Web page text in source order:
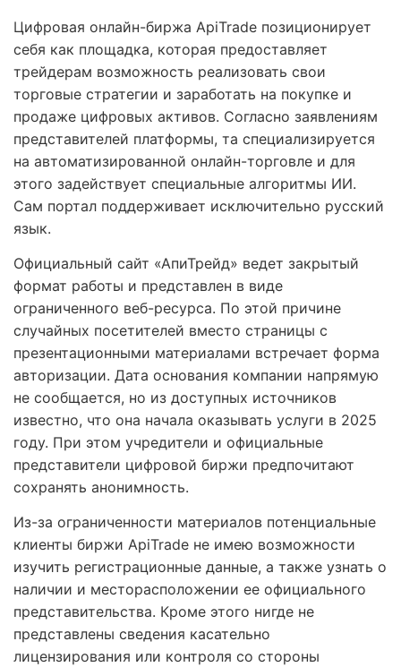
Цифровая онлайн-биржа ApiTrade позиционирует
себя как площадка, которая предоставляет
трейдерам возможность реализовать свои
торговые стратегии и заработать на покупке и
продаже цифровых активов. Согласно заявлениям
представителей платформы, та специализируется
на автоматизированной онлайн-торговле и для
этого задействует специальные алгоритмы ИИ.
Сам портал поддерживает исключительно русский
язык.
Официальный сайт «АпиТрейд» ведет закрытый
формат работы и представлен в виде
ограниченного веб-ресурса. По этой причине
случайных посетителей вместо страницы с
презентационными материалами встречает форма
авторизации. Дата основания компании напрямую
не сообщается, но из доступных источников
известно, что она начала оказывать услуги в 2025
году. При этом учредители и официальные
представители цифровой биржи предпочитают
сохранять анонимность.
Из-за ограниченности материалов потенциальные
клиенты биржи ApiTrade не имею возможности
изучить регистрационные данные, а также узнать о
наличии и месторасположении ее официального
представительства. Кроме этого нигде не
представлены сведения касательно
лицензирования или контроля со стороны